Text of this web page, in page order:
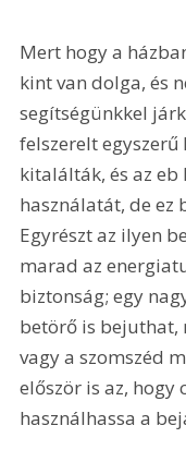
Mert hogy a
kint van dolga, és
segítségünkkel
felszerelt
kitalálták, és az
használatát, de ez
Egyrészt az ilyen
marad az
biztonság; egy
betörő is bejuthat,
vagy a szomszéd
először is az, hogy
használhassa a